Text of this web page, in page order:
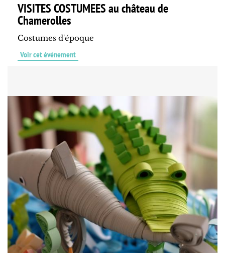
VISITES COSTUMEES au château de
Chamerolles
Costumes d'époque
Voir cet événement